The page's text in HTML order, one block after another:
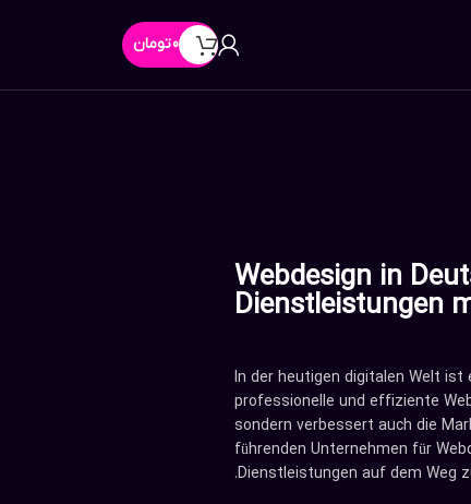
0تومان
Webdesign in
Dienstleistungen
In der heutigen digitalen Welt ist
professionelle und effiziente
sondern verbessert auch die
führenden Unternehmen für
Dienstleistungen auf dem Weg